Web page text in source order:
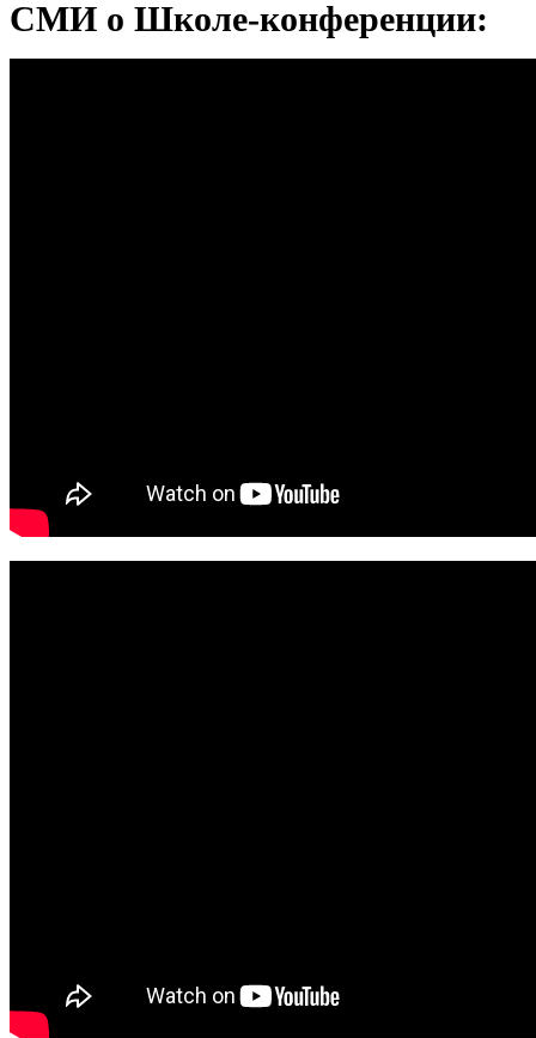
СМИ о Школе-конференции: